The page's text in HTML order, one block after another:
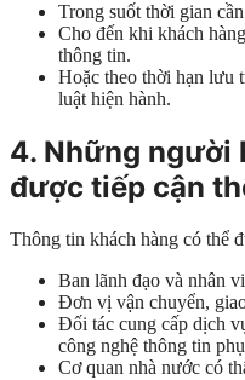
Trong suốt thời gian
Cho đến khi khách
thông tin.
Hoặc theo thời hạn lưu
luật hiện hành.
4. Những người
được tiếp cận
Thông tin khách hàng có thể
Ban lãnh đạo và nhân
Đơn vị vận chuyển,
Đối tác cung cấp dịch
công nghệ thông tin
Cơ quan nhà nước có